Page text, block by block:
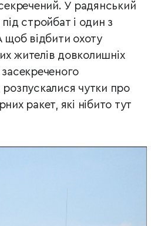
У радянський
стройбат і один з
щоб відбити охоту
жителів довколишніх
чутки про
ракет, які нібито тут